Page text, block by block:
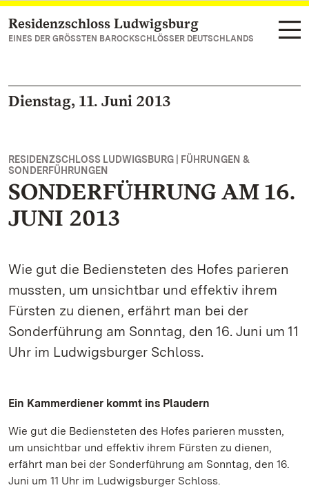
Zum Hauptinhalt springen
Residenzschloss Ludwigsburg
EINES DER GRÖSSTEN BAROCKSCHLÖSSER DEUTSCHLANDS
Dienstag, 11. Juni 2013
RESIDENZSCHLOSS LUDWIGSBURG | FÜHRUNGEN &
SONDERFÜHRUNGEN
SONDERFÜHRUNG AM 16.
JUNI 2013
Wie gut die Bediensteten des Hofes parieren
mussten, um unsichtbar und effektiv ihrem
Fürsten zu dienen, erfährt man bei der
Sonderführung am Sonntag, den 16. Juni um 11
Uhr im Ludwigsburger Schloss.
Ein Kammerdiener kommt ins Plaudern
Wie gut die Bediensteten des Hofes parieren mussten,
um unsichtbar und effektiv ihrem Fürsten zu dienen,
erfährt man bei der Sonderführung am Sonntag, den 16.
Juni um 11 Uhr im Ludwigsburger Schloss.